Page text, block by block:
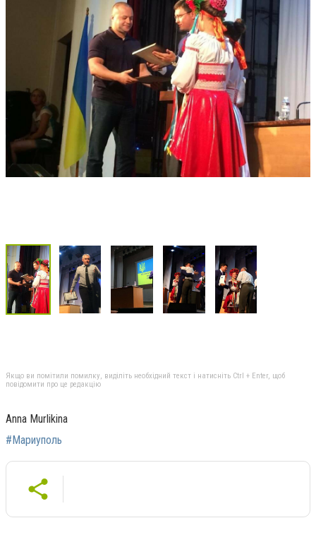
Якщо ви помітили помилку, виділіть необхідний текст і натисніть Ctrl + Enter, щоб
повідомити про це редакцію
Anna Murlikina
#Мариуполь